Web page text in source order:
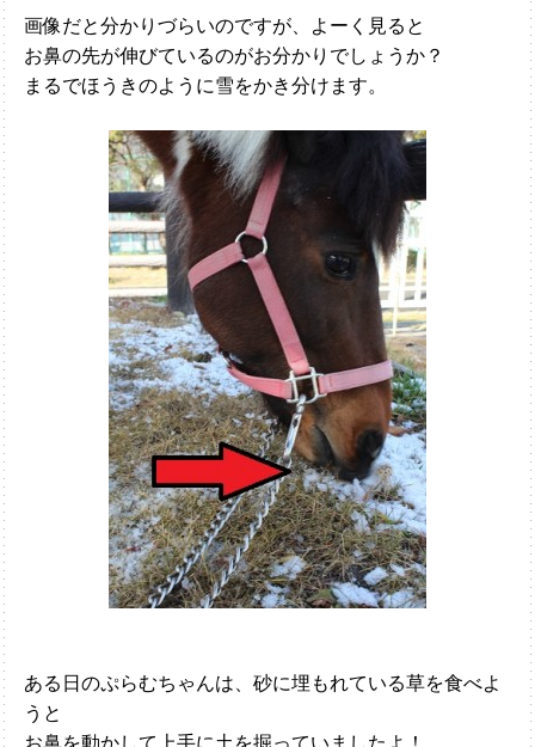
画像だと分かりづらいのですが、よーく見ると
お鼻の先が伸びているのがお分かりでしょうか？
まるでほうきのように雪をかき分けます。
ある日のぷらむちゃんは、砂に埋もれている草を食べよ
うと
お鼻を動かして上手に土を掘っていましたよ！